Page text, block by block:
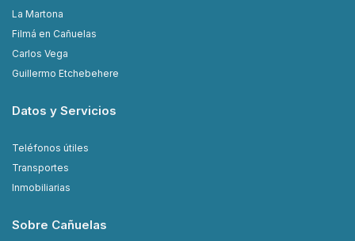
La Martona
Filmá en Cañuelas
Carlos Vega
Guillermo Etchebehere
Datos y Servicios
Teléfonos útiles
Transportes
Inmobiliarias
Sobre Cañuelas